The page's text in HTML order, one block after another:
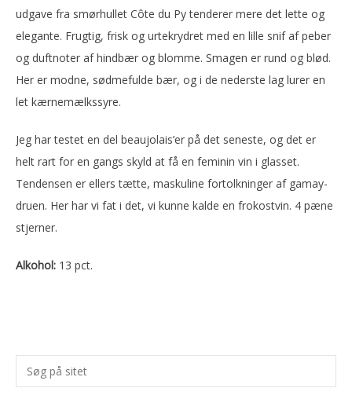
udgave fra smørhullet Côte du Py tenderer mere det lette og
elegante. Frugtig, frisk og urtekrydret med en lille snif af peber
og duftnoter af hindbær og blomme. Smagen er rund og blød.
Her er modne, sødmefulde bær, og i de nederste lag lurer en
let kærnemælkssyre.
Jeg har testet en del beaujolais’er på det seneste, og det er
helt rart for en gangs skyld at få en feminin vin i glasset.
Tendensen er ellers tætte, maskuline fortolkninger af gamay-
druen. Her har vi fat i det, vi kunne kalde en frokostvin. 4 pæne
stjerner.
Alkohol: 13 pct.
Primær
Sidebar
Søg
på